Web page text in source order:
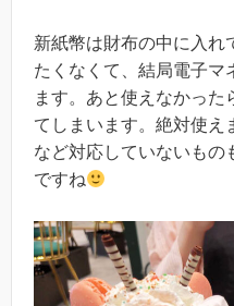
新紙幣は財布の中に入れ
たくなくて、結局電子マ
ます。あと使えなかっ
てしまいます。絶対使え
など対応していないもの
ですね